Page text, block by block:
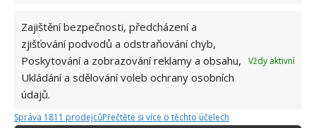
Zajištění bezpečnosti, předcházení a
zjišťování podvodů a odstraňování chyb,
Poskytování a zobrazování reklamy a obsahu,
Ukládání a sdělování voleb ochrany osobních
údajů.
Vždy aktivní
Správa 1811 prodejcůPřečtěte si více o těchto účelech
splňuje. Jak vidíte na fotografiích, podlaha, stěny,
kuchyňská linka i většina nábytku jsou převážně
v bílé barvě, která je pro skandinávský styl typická.
Aby ale byt nepůsobil příliš nudně, jsou v něm velmi
důmyslně použity i další barvy, například šedá
v případě sedací soupravy, červená v případě křesla